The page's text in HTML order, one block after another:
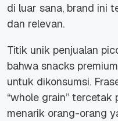
di luar sana, brand ini
dan relevan.
Titik unik penjualan
bahwa snacks
untuk dikonsumsi.
“whole grain” tercetak
menarik orang-orang